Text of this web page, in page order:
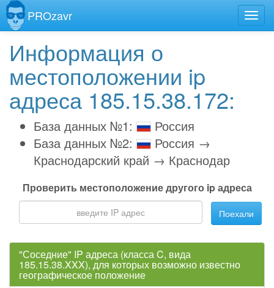
PROzavr
Информация о
местоположении ip
адреса 185.15.38.172:
База данных №1:
Россия
База данных №2:
Россия →
Краснодарский край → Краснодар
Проверить местоположение другого ip адреса
Поехали
"Соседние" IP адреса (класса C, вида
185.15.38.XXX), для которых возможно известно
географическое положение